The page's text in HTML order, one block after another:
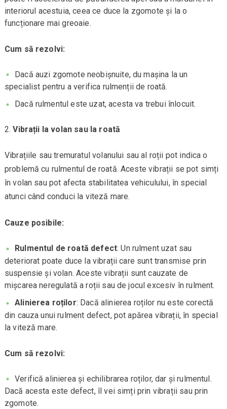
interiorul acestuia, ceea ce duce la zgomote și la o
funcționare mai greoaie.
Cum să rezolvi:
Dacă auzi zgomote neobișnuite, du mașina la un
specialist pentru a verifica rulmenții de roată.
Dacă rulmentul este uzat, acesta va trebui înlocuit.
Vibrații la volan sau la roată
Vibrațiile sau tremuratul volanului sau al roții pot indica o
problemă cu rulmentul de roată. Aceste vibrații se pot simți
în volan sau pot afecta stabilitatea vehiculului, în special
atunci când conduci la viteză mare.
Cauze posibile:
Rulmentul de roată defect: Un rulment uzat sau
deteriorat poate duce la vibrații care sunt transmise prin
suspensie și volan. Aceste vibrații sunt cauzate de
mișcarea neregulată a roții sau de jocul excesiv în rulment.
Alinierea roților: Dacă alinierea roților nu este corectă
din cauza unui rulment defect, pot apărea vibrații, în special
la viteză mare.
Cum să rezolvi:
Verifică alinierea și echilibrarea roților, dar și rulmentul.
Dacă acesta este defect, îl vei simți prin vibrații sau prin
zgomote.